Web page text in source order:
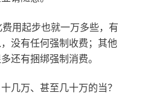
用起步也就一万多些，有
没有任何强制收费；其他
还有捆绑强制消费。
几万、甚至几十万的当？